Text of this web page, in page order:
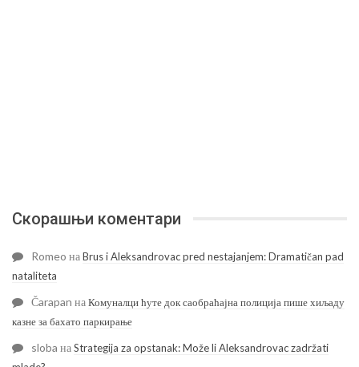
Скорашњи коментари
Romeo наBrus i Aleksandrovac pred nestajanjem: Dramatičan pad
nataliteta
Čarapan наКомуналци ћуте док саобраћајна полиција пише хиљаду
казне за бахато паркирање
sloba наStrategija za opstanak: Može li Aleksandrovac zadržati